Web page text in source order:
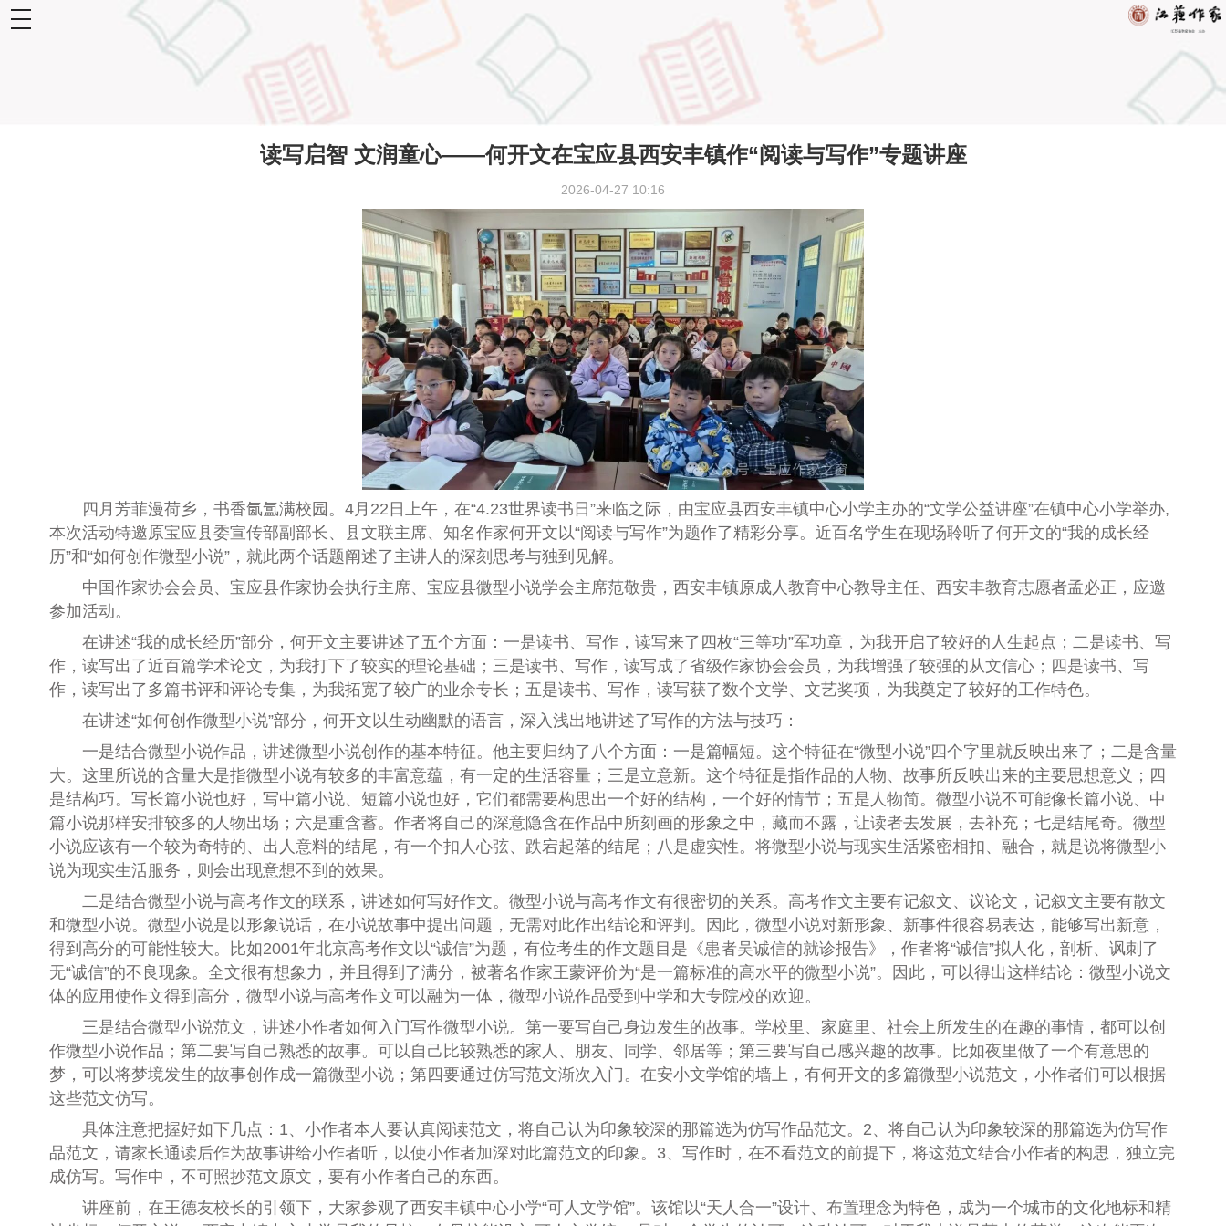
toggle
读写启智 文润童心——何开文在宝应县西安丰镇作“阅读与写作”专题讲座
2026-04-27 10:16
四月芳菲漫荷乡，书香氤氲满校园。4月22日上午，在“4.23世界读书日”来临之际，由宝应县西安丰镇中心小学主办的“文学公益讲座”在镇中心小学举办,
本次活动特邀原宝应县委宣传部副部长、县文联主席、知名作家何开文以“阅读与写作”为题作了精彩分享。近百名学生在现场聆听了何开文的“我的成长经
历”和“如何创作微型小说”，就此两个话题阐述了主讲人的深刻思考与独到见解。
中国作家协会会员、宝应县作家协会执行主席、宝应县微型小说学会主席范敬贵，西安丰镇原成人教育中心教导主任、西安丰教育志愿者孟必正，应邀
参加活动。
在讲述“我的成长经历”部分，何开文主要讲述了五个方面：一是读书、写作，读写来了四枚“三等功”军功章，为我开启了较好的人生起点；二是读书、写
作，读写出了近百篇学术论文，为我打下了较实的理论基础；三是读书、写作，读写成了省级作家协会会员，为我增强了较强的从文信心；四是读书、写
作，读写出了多篇书评和评论专集，为我拓宽了较广的业余专长；五是读书、写作，读写获了数个文学、文艺奖项，为我奠定了较好的工作特色。
在讲述“如何创作微型小说”部分，何开文以生动幽默的语言，深入浅出地讲述了写作的方法与技巧：
一是结合微型小说作品，讲述微型小说创作的基本特征。他主要归纳了八个方面：一是篇幅短。这个特征在“微型小说”四个字里就反映出来了；二是含量
大。这里所说的含量大是指微型小说有较多的丰富意蕴，有一定的生活容量；三是立意新。这个特征是指作品的人物、故事所反映出来的主要思想意义；四
是结构巧。写长篇小说也好，写中篇小说、短篇小说也好，它们都需要构思出一个好的结构，一个好的情节；五是人物简。微型小说不可能像长篇小说、中
篇小说那样安排较多的人物出场；六是重含蓄。作者将自己的深意隐含在作品中所刻画的形象之中，藏而不露，让读者去发展，去补充；七是结尾奇。微型
小说应该有一个较为奇特的、出人意料的结尾，有一个扣人心弦、跌宕起落的结尾；八是虚实性。将微型小说与现实生活紧密相扣、融合，就是说将微型小
说为现实生活服务，则会出现意想不到的效果。
二是结合微型小说与高考作文的联系，讲述如何写好作文。微型小说与高考作文有很密切的关系。高考作文主要有记叙文、议论文，记叙文主要有散文
和微型小说。微型小说是以形象说话，在小说故事中提出问题，无需对此作出结论和评判。因此，微型小说对新形象、新事件很容易表达，能够写出新意，
得到高分的可能性较大。比如2001年北京高考作文以“诚信”为题，有位考生的作文题目是《患者吴诚信的就诊报告》，作者将“诚信”拟人化，剖析、讽刺了
无“诚信”的不良现象。全文很有想象力，并且得到了满分，被著名作家王蒙评价为“是一篇标准的高水平的微型小说”。因此，可以得出这样结论：微型小说文
体的应用使作文得到高分，微型小说与高考作文可以融为一体，微型小说作品受到中学和大专院校的欢迎。
三是结合微型小说范文，讲述小作者如何入门写作微型小说。第一要写自己身边发生的故事。学校里、家庭里、社会上所发生的在趣的事情，都可以创
作微型小说作品；第二要写自己熟悉的故事。可以自己比较熟悉的家人、朋友、同学、邻居等；第三要写自己感兴趣的故事。比如夜里做了一个有意思的
梦，可以将梦境发生的故事创作成一篇微型小说；第四要通过仿写范文渐次入门。在安小文学馆的墙上，有何开文的多篇微型小说范文，小作者们可以根据
这些范文仿写。
具体注意把握好如下几点：1、小作者本人要认真阅读范文，将自己认为印象较深的那篇选为仿写作品范文。2、将自己认为印象较深的那篇选为仿写作
品范文，请家长通读后作为故事讲给小作者听，以使小作者加深对此篇范文的印象。3、写作时，在不看范文的前提下，将这范文结合小作者的构思，独立完
成仿写。写作中，不可照抄范文原文，要有小作者自己的东西。
讲座前，在王德友校长的引领下，大家参观了西安丰镇中心小学“可人文学馆”。该馆以“天人合一”设计、布置理念为特色，成为一个城市的文化地标和精